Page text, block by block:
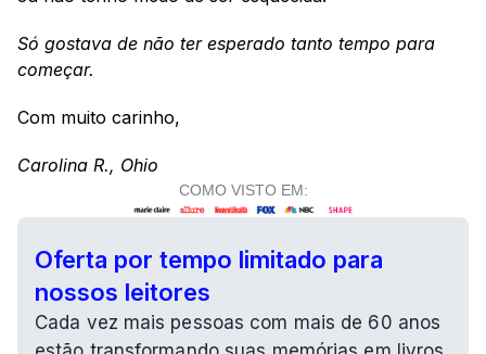
Só gostava de não ter esperado tanto tempo para
começar.
Com muito carinho,
Carolina R., Ohio
COMO VISTO EM:
Oferta por tempo limitado para
nossos leitores
Cada vez mais pessoas com mais de 60 anos